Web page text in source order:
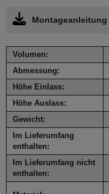
Montageanleitung
Volumen:
Abmessung:
Höhe Einlass:
Höhe Auslass:
Gewicht:
Im Lieferumfang
enthalten:
Im Lieferumfang nicht
enthalten: